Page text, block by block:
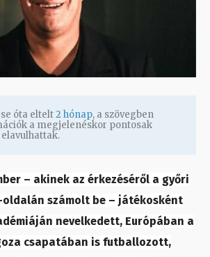
óta eltelt2 hónap, a szövegben
a megjelenéskor pontosak
– akinek az érkezéséről a győri
oldalán számolt be – játékosként
nevelkedett, Európában a
csapatában is futballozott,